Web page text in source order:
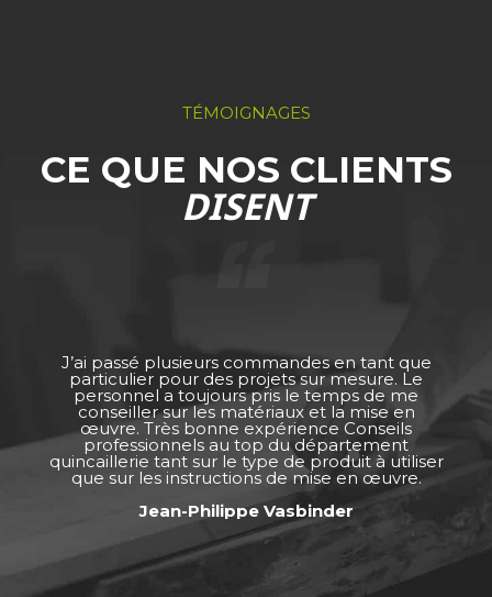
TÉMOIGNAGES
CE QUE NOS CLIENTS
DISENT
J’ai passé plusieurs commandes en tant que
particulier pour des projets sur mesure. Le
personnel a toujours pris le temps de me
conseiller sur les matériaux et la mise en
œuvre. Très bonne expérience Conseils
professionnels au top du département
quincaillerie tant sur le type de produit à utiliser
que sur les instructions de mise en œuvre.
Jean-Philippe Vasbinder